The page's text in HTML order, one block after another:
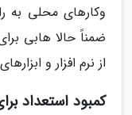
وکارهای محلی به
ضمناً حالا هابی
از نرم افزار و
کمبود استعداد